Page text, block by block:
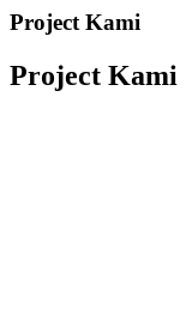
Project Kami
Project Kami